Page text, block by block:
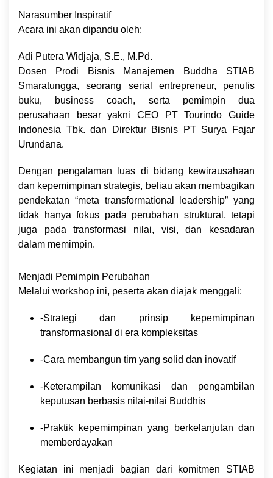
Narasumber Inspiratif
Acara ini akan dipandu oleh:
Adi Putera Widjaja, S.E., M.Pd.
Dosen Prodi Bisnis Manajemen Buddha STIAB
Smaratungga, seorang serial entrepreneur, penulis
buku, business coach, serta pemimpin dua
perusahaan besar yakni CEO PT Tourindo Guide
Indonesia Tbk. dan Direktur Bisnis PT Surya Fajar
Urundana.
Dengan pengalaman luas di bidang kewirausahaan
dan kepemimpinan strategis, beliau akan membagikan
pendekatan “meta transformational leadership” yang
tidak hanya fokus pada perubahan struktural, tetapi
juga pada transformasi nilai, visi, dan kesadaran
dalam memimpin.
Menjadi Pemimpin Perubahan
Melalui workshop ini, peserta akan diajak menggali:
-Strategi dan prinsip kepemimpinan
transformasional di era kompleksitas
-Cara membangun tim yang solid dan inovatif
-Keterampilan komunikasi dan pengambilan
keputusan berbasis nilai-nilai Buddhis
-Praktik kepemimpinan yang berkelanjutan dan
memberdayakan
Kegiatan ini menjadi bagian dari komitmen STIAB